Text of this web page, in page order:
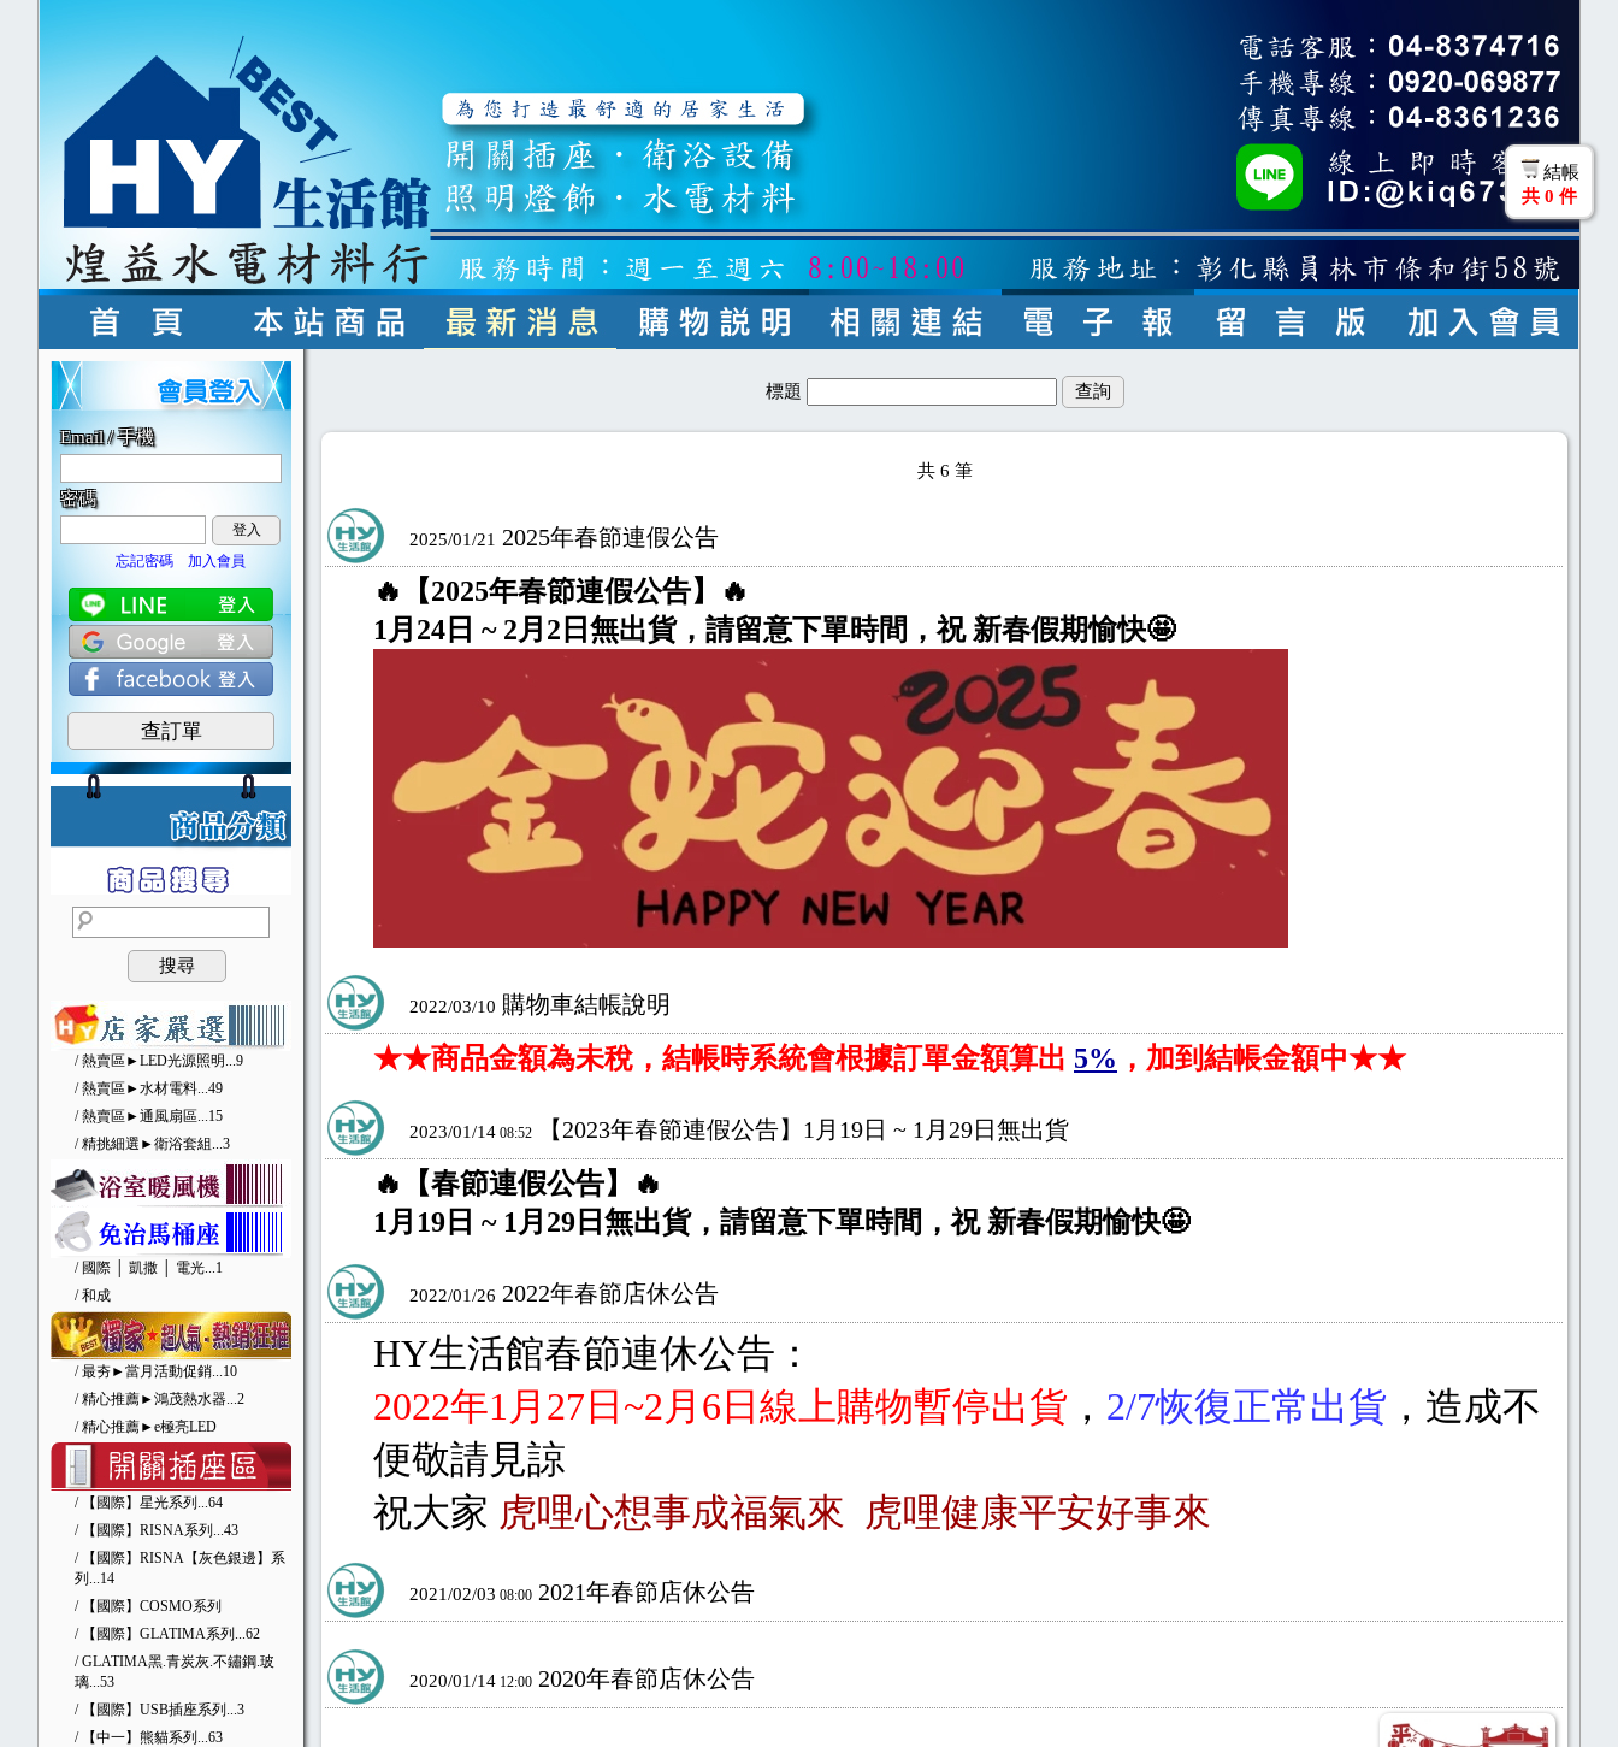
結帳
共 0 件
Email / 手機
密碼
登入
忘記密碼
加入會員
查訂單
搜尋
/ 熱賣區►LED光源照明 ...9
/ 熱賣區►水材電料...49
/ 熱賣區►通風扇區...15
/ 精挑細選►衛浴套組 ...3
/ 國際 │ 凱撒 │ 電光...1
/ 和成
/ 最夯►當月活動促銷...10
/ 精心推薦►鴻茂熱水器...2
/ 精心推薦►e極亮LED
/ 【國際】星光系列 ...64
/ 【國際】RISNA系列 ...43
/ 【國際】RISNA【灰色銀邊】系
列 ...14
/ 【國際】COSMO系列
/ 【國際】GLATIMA系列 ...62
/ GLATIMA黑.青炭灰.不鏽鋼.玻
璃...53
/ 【國際】USB插座系列 ...3
/ 【中一】熊貓系列 ...63
標題
共6 筆
2025/01/21 2025年春節連假公告
🔥【2025年春節連假公告】🔥
1月24日 ~ 2月2日無出貨，請留意下單時間，祝 新春假期愉快🤩
2022/03/10 購物車結帳說明
★★商品金額為未稅，結帳時系統會根據訂單金額算出 5% ，加到結帳金額中★★
2023/01/14 08:52 【2023年春節連假公告】1月19日 ~ 1月29日無出貨
🔥【春節連假公告】🔥
1月19日 ~ 1月29日無出貨，請留意下單時間，祝 新春假期愉快🤩
2022/01/26 2022年春節店休公告
HY生活館春節連休公告：
2022年1月27日~2月6日線上購物暫停出貨 ， 2/7恢復正常出貨 ，造成不
便敬請見諒
祝大家 虎哩心想事成福氣來 虎哩健康平安好事來
2021/02/03 08:00 2021年春節店休公告
2020/01/14 12:00 2020年春節店休公告